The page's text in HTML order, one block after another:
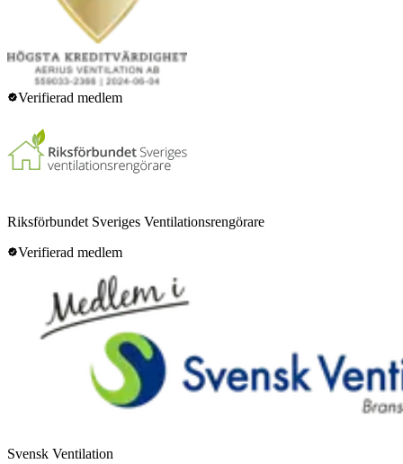
Verifierad medlem
Riksförbundet Sveriges Ventilationsrengörare
Verifierad medlem
Svensk Ventilation